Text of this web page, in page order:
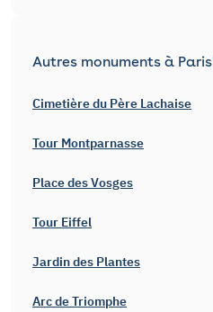
Autres monuments à Paris
Cimetière du Père Lachaise
Tour Montparnasse
Place des Vosges
Tour Eiffel
Jardin des Plantes
Arc de Triomphe